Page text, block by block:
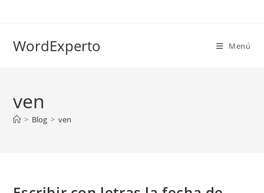
WordExperto Menú
ven
> Blog > ven